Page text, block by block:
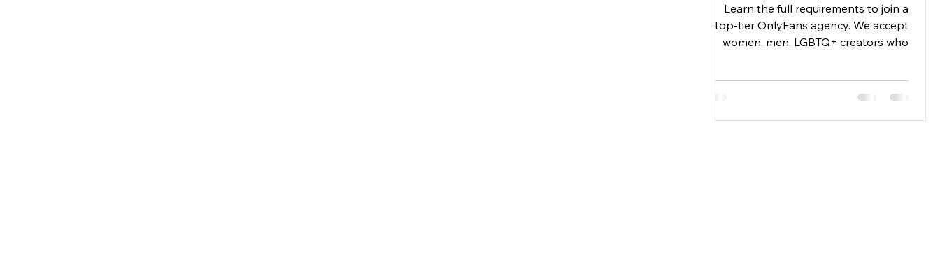
Learn the full requirements to join a
top-tier OnlyFans agency. We accept
women, men, LGBTQ+ creators who
required.